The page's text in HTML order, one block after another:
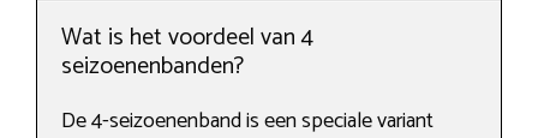
Wat is het voordeel van 4
seizoenenbanden?
De 4-seizoenenband is een speciale variant